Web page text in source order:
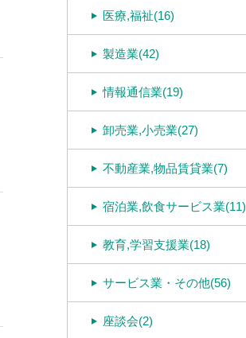
医療,福祉(16)
製造業(42)
情報通信業(19)
卸売業,小売業(27)
不動産業,物品賃貸業(7)
宿泊業,飲食サービス業(11)
教育,学習支援業(18)
サービス業・その他(56)
座談会(2)